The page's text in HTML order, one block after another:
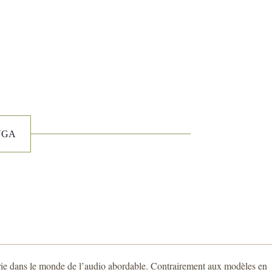
dans le monde de l’audio abordable. Contrairement aux modèles en